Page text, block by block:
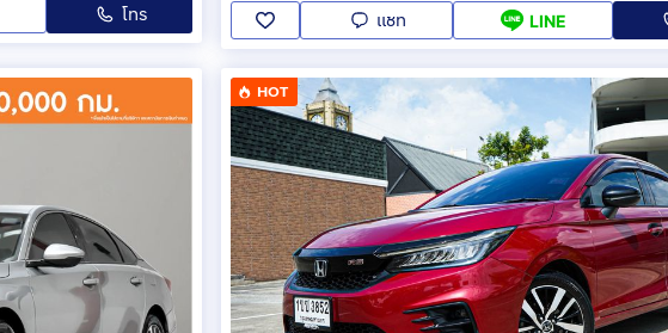
โทร แชท LINE
HOT